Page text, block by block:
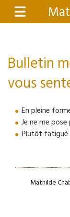
Menu
Bulletin
vous
En pleine
Je ne me
Plutôt fatigué
Mathilde